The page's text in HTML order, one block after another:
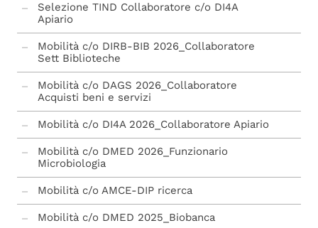
Selezione TIND Collaboratore c/o DI4A
Apiario
Mobilità c/o DIRB-BIB 2026_Collaboratore
Sett Biblioteche
Mobilità c/o DAGS 2026_Collaboratore
Acquisti beni e servizi
Mobilità c/o DI4A 2026_Collaboratore Apiario
Mobilità c/o DMED 2026_Funzionario
Microbiologia
Mobilità c/o AMCE-DIP ricerca
Mobilità c/o DMED 2025_Biobanca